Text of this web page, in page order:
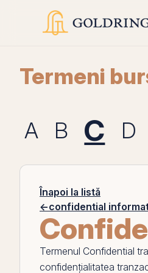
Termeni
A B C D
Înapoi la listă
←confidential
Termenul Confidential
confidențialitatea